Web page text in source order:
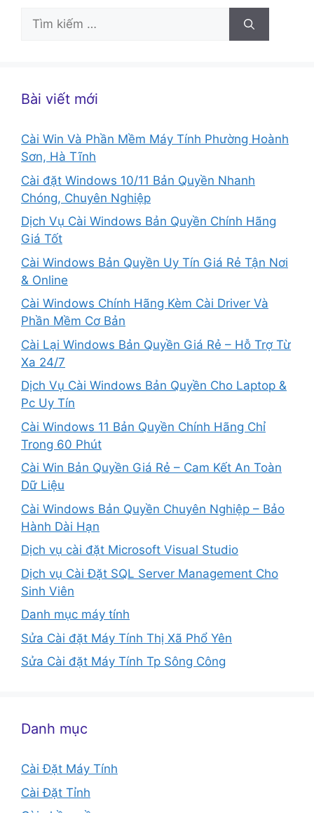
Tìm
Bài viết mới
Cài Win Và Phần Mềm Máy Tính Phường Hoành
Sơn, Hà Tĩnh
Cài đặt Windows 10/11 Bản Quyền Nhanh
Chóng, Chuyên Nghiệp
Dịch Vụ Cài Windows Bản Quyền Chính Hãng
Giá Tốt
Cài Windows Bản Quyền Uy Tín Giá Rẻ Tận Nơi
& Online
Cài Windows Chính Hãng Kèm Cài Driver Và
Phần Mềm Cơ Bản
Cài Lại Windows Bản Quyền Giá Rẻ – Hỗ Trợ Từ
Xa 24/7
Dịch Vụ Cài Windows Bản Quyền Cho Laptop &
Pc Uy Tín
Cài Windows 11 Bản Quyền Chính Hãng Chỉ
Trong 60 Phút
Cài Win Bản Quyền Giá Rẻ – Cam Kết An Toàn
Dữ Liệu
Cài Windows Bản Quyền Chuyên Nghiệp – Bảo
Hành Dài Hạn
Dịch vụ cài đặt Microsoft Visual Studio
Dịch vụ Cài Đặt SQL Server Management Cho
Sinh Viên
Danh mục máy tính
Sửa Cài đặt Máy Tính Thị Xã Phổ Yên
Sửa Cài đặt Máy Tính Tp Sông Công
Danh mục
Cài Đặt Máy Tính
Cài Đặt Tỉnh